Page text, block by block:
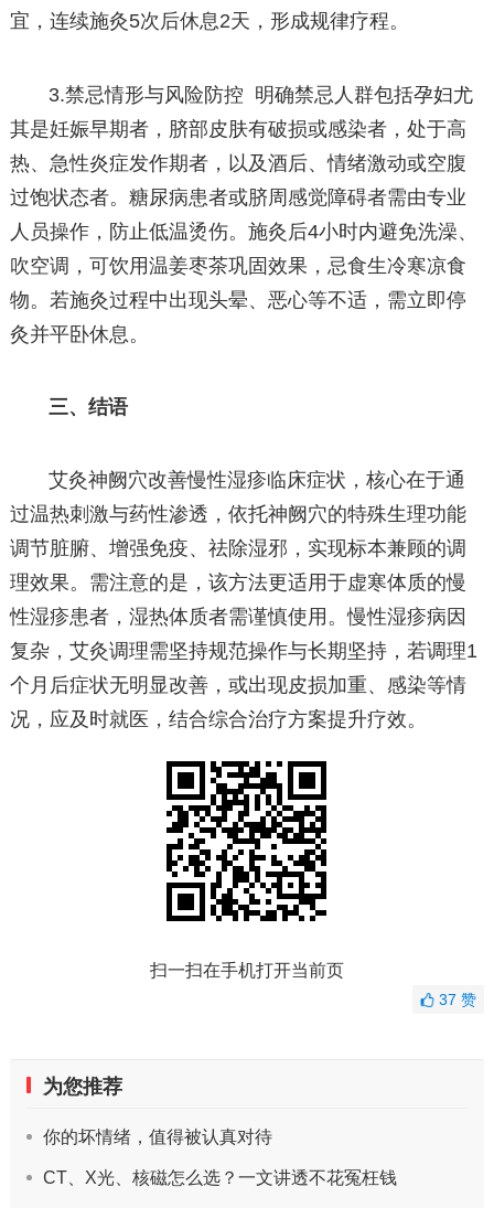
宜，连续施灸5次后休息2天，形成规律疗程。
3.禁忌情形与风险防控 明确禁忌人群包括孕妇尤
其是妊娠早期者，脐部皮肤有破损或感染者，处于高
热、急性炎症发作期者，以及酒后、情绪激动或空腹
过饱状态者。糖尿病患者或脐周感觉障碍者需由专业
人员操作，防止低温烫伤。施灸后4小时内避免洗澡、
吹空调，可饮用温姜枣茶巩固效果，忌食生冷寒凉食
物。若施灸过程中出现头晕、恶心等不适，需立即停
灸并平卧休息。
三、结语
艾灸神阙穴改善慢性湿疹临床症状，核心在于通
过温热刺激与药性渗透，依托神阙穴的特殊生理功能
调节脏腑、增强免疫、祛除湿邪，实现标本兼顾的调
理效果。需注意的是，该方法更适用于虚寒体质的慢
性湿疹患者，湿热体质者需谨慎使用。慢性湿疹病因
复杂，艾灸调理需坚持规范操作与长期坚持，若调理1
个月后症状无明显改善，或出现皮损加重、感染等情
况，应及时就医，结合综合治疗方案提升疗效。
扫一扫在手机打开当前页
37赞
为您推荐
你的坏情绪，值得被认真对待
CT、X光、核磁怎么选？一文讲透不花冤枉钱